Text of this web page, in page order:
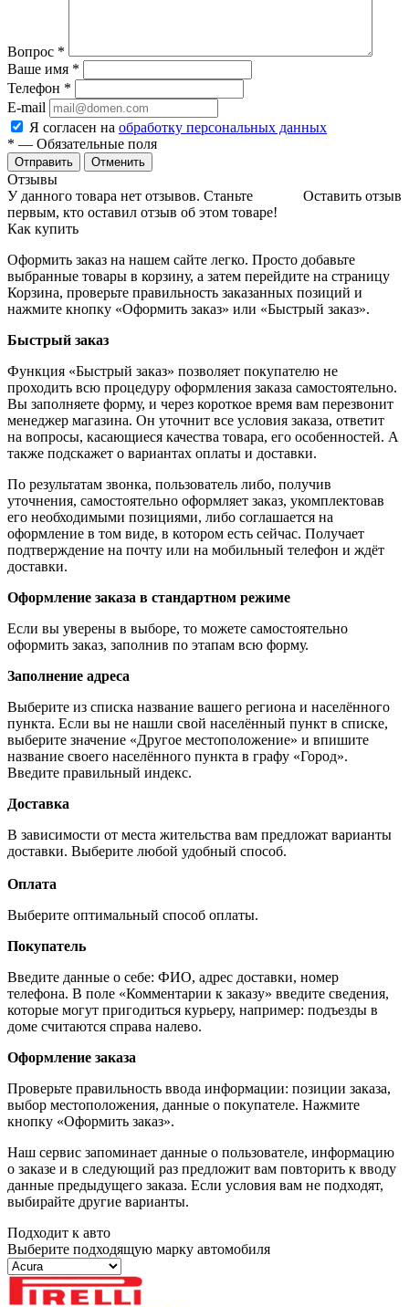
Вопрос *
Ваше имя *
Телефон *
E-mail
Я согласен на обработку персональных данных
* — Обязательные поля
Отменить
Отзывы
Оставить отзыв
У данного товара нет отзывов. Станьте
первым, кто оставил отзыв об этом товаре!
Как купить
Оформить заказ на нашем сайте легко. Просто добавьте
выбранные товары в корзину, а затем перейдите на страницу
Корзина, проверьте правильность заказанных позиций и
нажмите кнопку «Оформить заказ» или «Быстрый заказ».
Быстрый заказ
Функция «Быстрый заказ» позволяет покупателю не
проходить всю процедуру оформления заказа самостоятельно.
Вы заполняете форму, и через короткое время вам перезвонит
менеджер магазина. Он уточнит все условия заказа, ответит
на вопросы, касающиеся качества товара, его особенностей. А
также подскажет о вариантах оплаты и доставки.
По результатам звонка, пользователь либо, получив
уточнения, самостоятельно оформляет заказ, укомплектовав
его необходимыми позициями, либо соглашается на
оформление в том виде, в котором есть сейчас. Получает
подтверждение на почту или на мобильный телефон и ждёт
доставки.
Оформление заказа в стандартном режиме
Если вы уверены в выборе, то можете самостоятельно
оформить заказ, заполнив по этапам всю форму.
Заполнение адреса
Выберите из списка название вашего региона и населённого
пункта. Если вы не нашли свой населённый пункт в списке,
выберите значение «Другое местоположение» и впишите
название своего населённого пункта в графу «Город».
Введите правильный индекс.
Доставка
В зависимости от места жительства вам предложат варианты
доставки. Выберите любой удобный способ.
Оплата
Выберите оптимальный способ оплаты.
Покупатель
Введите данные о себе: ФИО, адрес доставки, номер
телефона. В поле «Комментарии к заказу» введите сведения,
которые могут пригодиться курьеру, например: подъезды в
доме считаются справа налево.
Оформление заказа
Проверьте правильность ввода информации: позиции заказа,
выбор местоположения, данные о покупателе. Нажмите
кнопку «Оформить заказ».
Наш сервис запоминает данные о пользователе, информацию
о заказе и в следующий раз предложит вам повторить к вводу
данные предыдущего заказа. Если условия вам не подходят,
выбирайте другие варианты.
Подходит к авто
Выберите подходящую марку автомобиля